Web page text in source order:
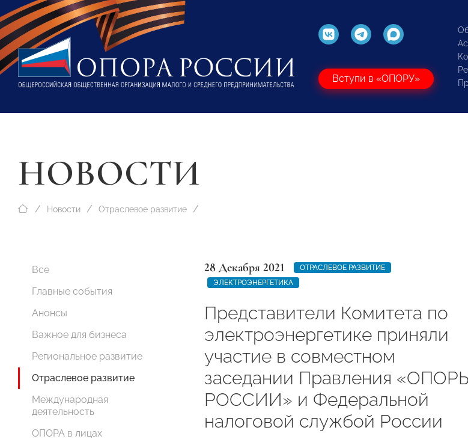
Вступи в «ОПОРУ»
НОВОСТИ
Новости Отраслевое развитие
Все
Главные события
Анонсы
Важное для бизнеса
Региональное развитие
Отраслевое развитие
Международная
деятельность
ОПОРА в лицах
28 Декабря 2021
ОТРАСЛЕВОЕ РАЗВИТИЕ
ЭЛЕКТРОЭНЕРГЕТИКА
Представители Комитета по
электроэнергетике приняли
участие в совместном
заседании Правления
РОССИИ» и Федеральной
налоговой службой России